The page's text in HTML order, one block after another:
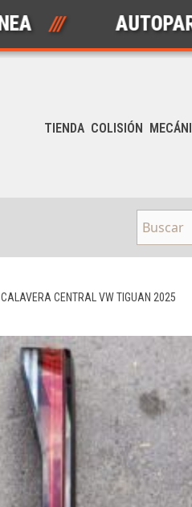
/// AUTOPARTES
TIENDA COLISIÓN
CALAVERA CENTRAL VW TIGUAN 2025